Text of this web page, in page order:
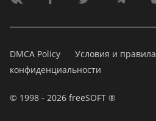
DMCA Policy Условия и правила
конфиденциальности
© 1998 - 2026 freeSOFT ®